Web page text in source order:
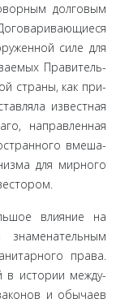
долговым
силе для
Правитель­
страны, как при­
известная
направленная
вмеша­
для мирного
.
влияние на
права.
в истории между­
и обычаев